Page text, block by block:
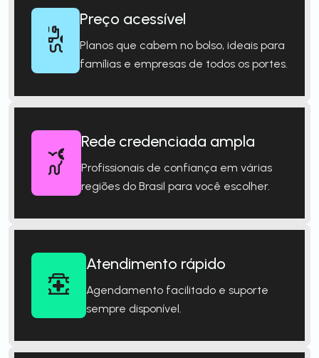
Preço acessível
Planos que cabem no bolso, ideais para
famílias e empresas de todos os portes.
Rede credenciada ampla
Profissionais de confiança em várias
regiões do Brasil para você escolher.
Atendimento rápido
Agendamento facilitado e suporte
sempre disponível.